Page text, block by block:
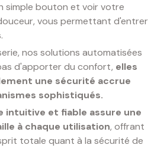
simple bouton et voir votre
vous permettant d'entrer
nos solutions automatisées
d'apporter du confort, elles
une sécurité accrue
sophistiqués.
intuitive et fiable assure une
à chaque utilisation, offrant
totale quant à la sécurité de